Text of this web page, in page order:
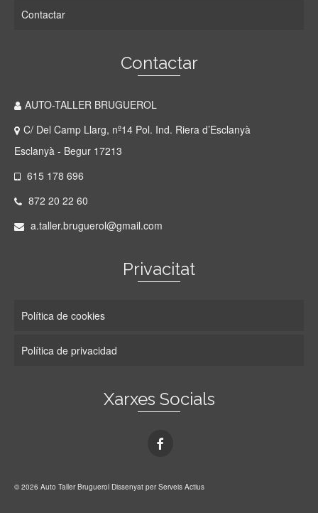
Contactar
Contactar
AUTO-TALLER BRUGUEROL
C/ Del Camp Llarg, nº14 Pol. Ind. Riera d’Esclanyà
Esclanyà - Begur 17213
615 178 696
872 20 22 60
a.taller.bruguerol@gmail.com
Privacitat
Política de cookies
Política de privacidad
Xarxes Socials
© 2026 Auto Taller Bruguerol Dissenyat per Serveis Actius